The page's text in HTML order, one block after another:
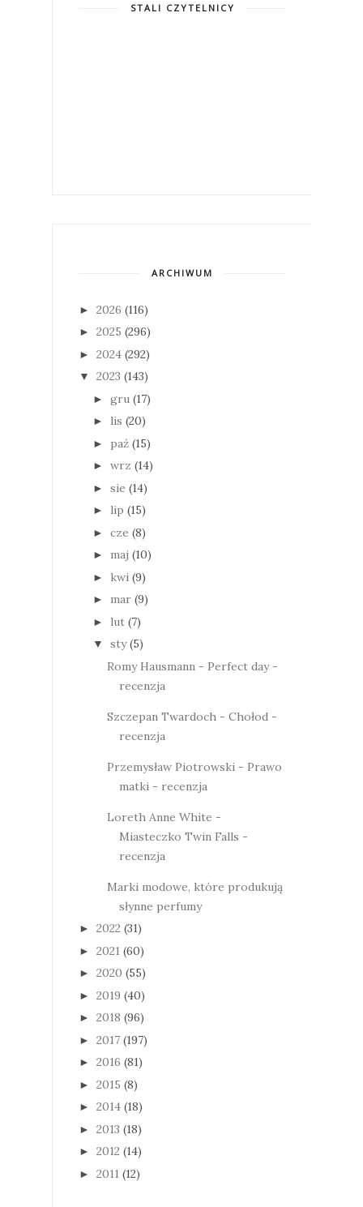
STALI CZYTELNICY
ARCHIWUM
► 2026 (116)
► 2025 (296)
► 2024 (292)
▼ 2023 (143)
► gru (17)
► lis (20)
► paź (15)
► wrz (14)
► sie (14)
► lip (15)
► cze (8)
► maj (10)
► kwi (9)
► mar (9)
► lut (7)
▼ sty (5)
Romy Hausmann - Perfect day -
recenzja
Szczepan Twardoch - Chołod -
recenzja
Przemysław Piotrowski - Prawo
matki - recenzja
Loreth Anne White -
Miasteczko Twin Falls -
recenzja
Marki modowe, które produkują
słynne perfumy
► 2022 (31)
► 2021 (60)
► 2020 (55)
► 2019 (40)
► 2018 (96)
► 2017 (197)
► 2016 (81)
► 2015 (8)
► 2014 (18)
► 2013 (18)
► 2012 (14)
► 2011 (12)